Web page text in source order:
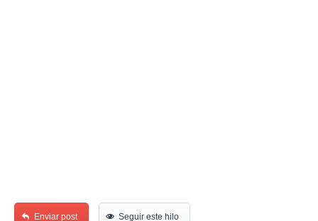
Enviar post Seguir este hilo